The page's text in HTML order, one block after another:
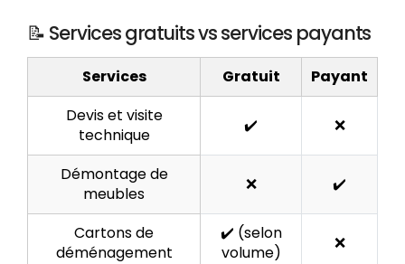
📝 Services gratuits vs services payants
Services Gratuit
Payant
Devis et visite
technique
✔️ ❌
Démontage de
meubles
❌ ✔️
Cartons de
déménagement
✔️ (selon
volume)
❌